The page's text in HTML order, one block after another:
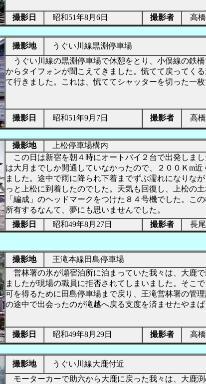
撮影日 昭和51年8月6日 撮影者 高
撮影地
うぐい川線黒淵停車場
うぐい川線の黒淵停車場で休憩をとり、小俣線の鉄橋
からタイフォンが聞こえてきました。慌てて戻ってく
て行きました。これは、慌ててシャッターを切った一枚
撮影日 昭和51年9月7日 撮影者 高
撮影地
上松停車場構内
この日は新宿を朝４時にオートバイ２台で出発しま
は大月までしか開通していなかったので、２００Ｋm近
ました。途中で雨に降られ下着までずぶ濡れになりな
っと上松に到着したのでした。天気も回復し、上松の
「編成」のヘッドマークをつけた８４号機でした。こ
所有するなんて、夢にも思いませんでした。
撮影日
昭和49年8月27日 撮影者 長
撮影地
王滝本線田島停車場
営林署の氷が瀬宿泊所に泊まっていた我々は、大鹿
ましたが現場の職員に拒否されてしまいました。そこ
可を得るために田島停車場まで戻り、王滝営林署の管
の途中で出会ったのが滝越へ戻る支度を済ませたやまば
撮影日 昭和49年8月29日 撮影者 高
撮影地
うぐい川線大鹿付近
モーターカーで助六から大鹿に戻った我々は、大鹿